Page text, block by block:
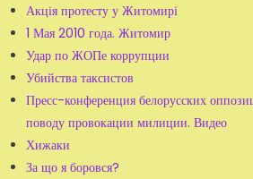
Акція протесту у Житомирі
1 Мая 2010 года. Житомир
Удар по ЖОПе коррупции
Убийства таксистов
Пресс-конференция белорусских
поводу провокации милиции. Видео
Хижаки
За що я боровся?